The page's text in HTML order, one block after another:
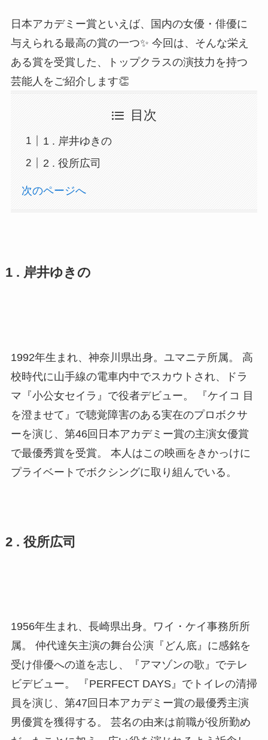
日本アカデミー賞といえば、国内の女優・俳優に
与えられる最高の賞の一つ✨ 今回は、そんな栄え
ある賞を受賞した、トップクラスの演技力を持つ
芸能人をご紹介します👏
目次
1 . 岸井ゆきの
2 . 役所広司
次のページへ
1 . 岸井ゆきの
1992年生まれ、神奈川県出身。ユマニテ所属。 高
校時代に山手線の電車内中でスカウトされ、ドラ
マ『小公女セイラ』で役者デビュー。 『ケイコ 目
を澄ませて』で聴覚障害のある実在のプロボクサ
ーを演じ、第46回日本アカデミー賞の主演女優賞
で最優秀賞を受賞。 本人はこの映画をきかっけに
プライベートでボクシングに取り組んでいる。
2 . 役所広司
1956年生まれ、長崎県出身。ワイ・ケイ事務所所
属。 仲代達矢主演の舞台公演『どん底』に感銘を
受け俳優への道を志し、『アマゾンの歌』でテレ
ビデビュー。 『PERFECT DAYS』でトイレの清掃
員を演じ、第47回日本アカデミー賞の最優秀主演
男優賞を獲得する。 芸名の由来は前職が役所勤め